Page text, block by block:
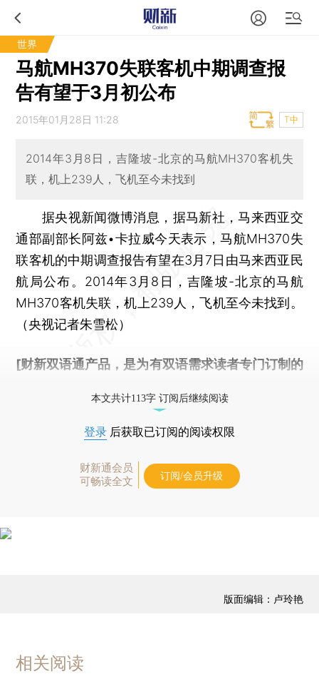
世界
马航MH370失联客机中期调查报
告有望于3月初公布
2015年01月28日 11:28 T中
2014年3月8日，吉隆坡-北京的马航MH370客机失
联，机上239人，飞机至今未找到
据央视新闻微博消息，据马新社，马来西亚交
通部副部长阿兹•卡拉威今天表示，马航MH370失
联客机的中期调查报告有望在3月7日由马来西亚民
航局公布。2014年3月8日，吉隆坡-北京的马航
MH370客机失联，机上239人，飞机至今未找到。
（央视记者朱雪松）
[财新双语通产品，是为有双语需求读者专门订制的
本文共计113字 订阅后继续阅读
登录 后获取已订阅的阅读权限
财新通会员
可畅读全文
订阅/会员升级
版面编辑：卢玲艳
相关阅读